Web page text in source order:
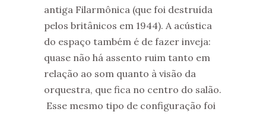
antiga Filarmônica (que foi destruída
pelos britânicos em 1944). A acústica
do espaço também é de fazer inveja:
quase não há assento ruim tanto em
relação ao som quanto à visão da
orquestra, que fica no centro do salão.
Esse mesmo tipo de configuração foi